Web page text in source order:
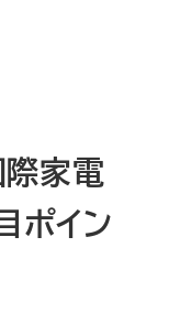
家電
ポイン